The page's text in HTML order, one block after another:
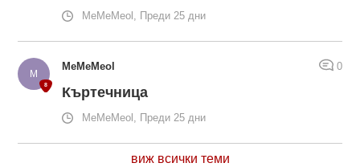
MeMeMeol, Преди 25 дни
MeMeMeol 0
Къртечница
MeMeMeol, Преди 25 дни
виж всички теми